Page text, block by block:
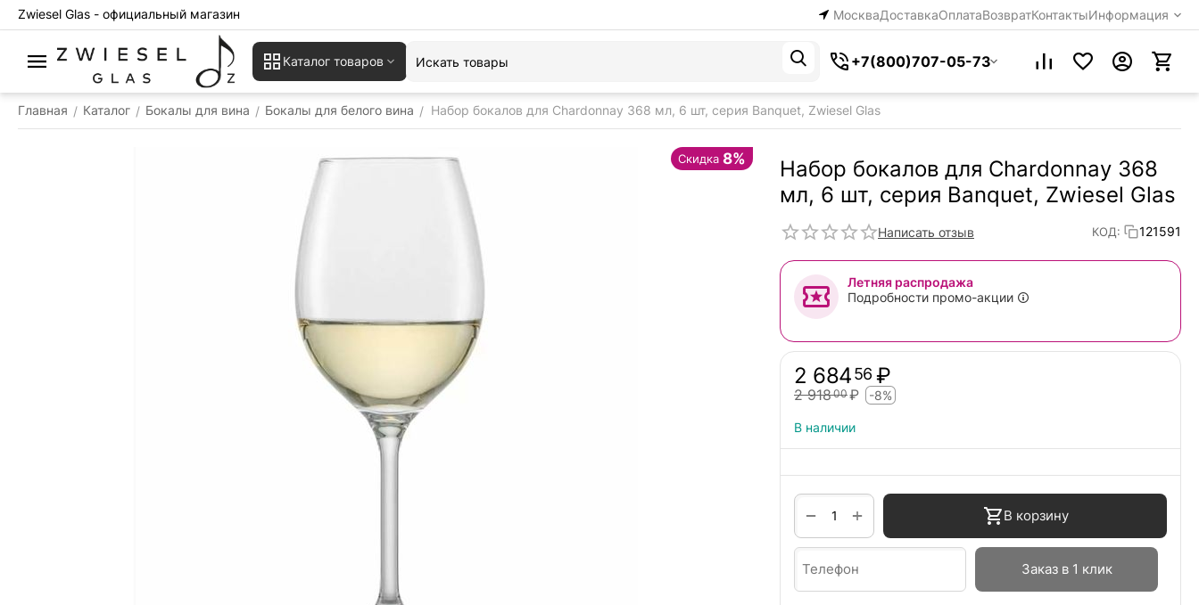
Zwiesel Glas - официальный магазин МоскваДоставкаОплатаВозвратКонтактыИнформация
Каталог товаров +7(800)707-05-73
Главная / Каталог / Бокалы для вина / Бокалы для белого вина / Набор бокалов для Chardonnay 368 мл, 6 шт, серия Banquet, Zwiesel Glas
Набор бокалов для Chardonnay 368
мл, 6 шт, серия Banquet, Zwiesel Glas
Написать отзыв КОД: 121591
Летняя распродажа
Подробности промо-акции
2 68456 ₽
2 91800₽ -8%
В наличии
+
− В корзину
Заказ в 1 клик
Скидка 8%